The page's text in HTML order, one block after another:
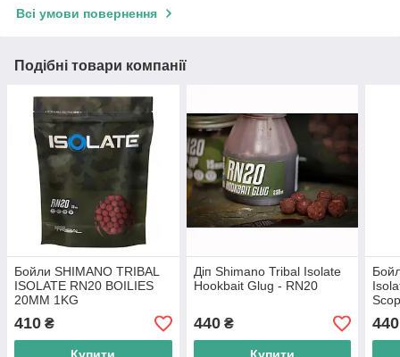
Всі умови повернення
Подібні товари компанії
Бойли SHIMANO TRIBAL
ISOLATE RN20 BOILIES
20MM 1KG
410 ₴
Діп Shimano Tribal Isolate
Hookbait Glug - RN20
440₴ 440